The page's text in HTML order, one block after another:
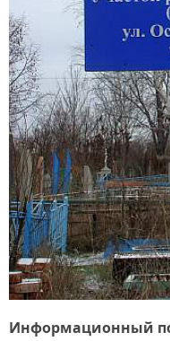
Информационный